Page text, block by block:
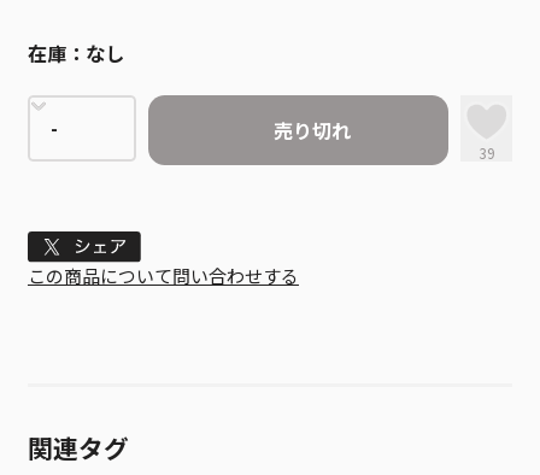
在庫： なし
売り切れ
39
Tweet
この商品について問い合わせする
関連タグ